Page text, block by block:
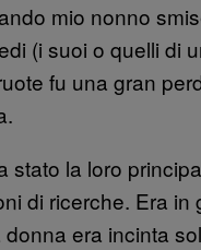
mio nonno
(i suoi o quelli di
fu una gran
stato la loro
di ricerche. Era in
era incinta